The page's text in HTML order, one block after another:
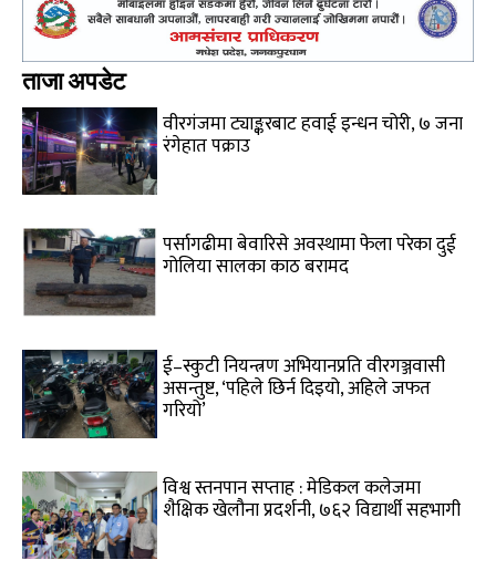
ताजा अपडेट
वीरगंजमा ट्याङ्करबाट हवाई इन्धन चोरी, ७ जना
रंगेहात पक्राउ
पर्सागढीमा बेवारिसे अवस्थामा फेला परेका दुई
गोलिया सालका काठ बरामद
ई–स्कुटी नियन्त्रण अभियानप्रति वीरगञ्जवासी
असन्तुष्ट, ‘पहिले छिर्न दिइयो, अहिले जफत
गरियो’
विश्व स्तनपान सप्ताह : मेडिकल कलेजमा
शैक्षिक खेलौना प्रदर्शनी, ७६२ विद्यार्थी सहभागी